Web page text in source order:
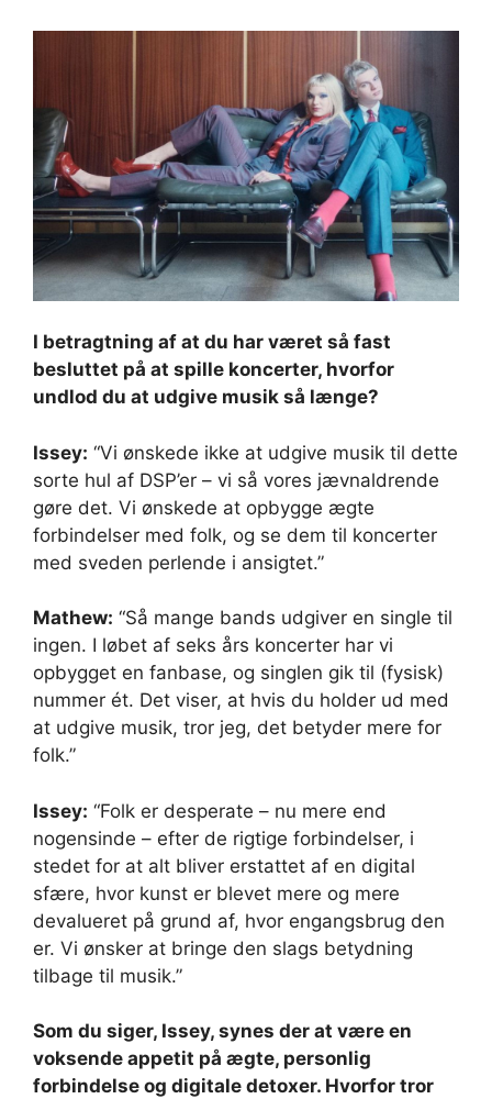
I betragtning af at du har været så fast
besluttet på at spille koncerter, hvorfor
undlod du at udgive musik så længe?
Issey: “Vi ønskede ikke at udgive musik til dette
sorte hul af DSP’er – vi så vores jævnaldrende
gøre det. Vi ønskede at opbygge ægte
forbindelser med folk, og se dem til koncerter
med sveden perlende i ansigtet.”
Mathew: “Så mange bands udgiver en single til
ingen. I løbet af seks års koncerter har vi
opbygget en fanbase, og singlen gik til (fysisk)
nummer ét. Det viser, at hvis du holder ud med
at udgive musik, tror jeg, det betyder mere for
folk.”
Issey: “Folk er desperate – nu mere end
nogensinde – efter de rigtige forbindelser, i
stedet for at alt bliver erstattet af en digital
sfære, hvor kunst er blevet mere og mere
devalueret på grund af, hvor engangsbrug den
er. Vi ønsker at bringe den slags betydning
tilbage til musik.”
Som du siger, Issey, synes der at være en
voksende appetit på ægte, personlig
forbindelse og digitale detoxer. Hvorfor tror